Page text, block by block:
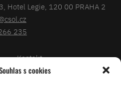
s cookies
Hotel Legie, 120 00 PRAHA 2
235
Kontakt
Databáze legionářů